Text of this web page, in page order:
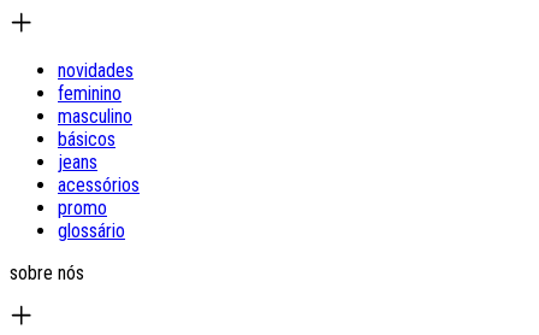
novidades
feminino
masculino
básicos
jeans
acessórios
promo
glossário
sobre nós